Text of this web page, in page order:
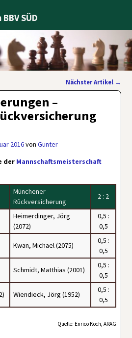
SÜD
Nächster Artikel →
–
2016vonGünter
der Mannschaftsmeisterschaft
Münchener
Rückversicherung
2 : 2
Heimerdinger, Jörg
(2072)
0,5 :
0,5
Kwan, Michael (2075)
0,5 :
0,5
Schmidt, Matthias (2001)
0,5 :
0,5
Wiendieck, Jörg (1952)
0,5 :
0,5
Quelle: Enrico Koch, ARAG